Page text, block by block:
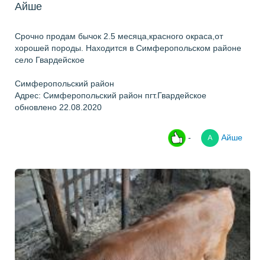
Айше
Срочно продам бычок 2.5 месяца,красного окраса,от
хорошей породы. Находится в Симферопольском районе
село Гвардейское
Симферопольский район
Адрес: Симферопольский район пгт.Гвардейское
обновлено 22.08.2020
- Айше